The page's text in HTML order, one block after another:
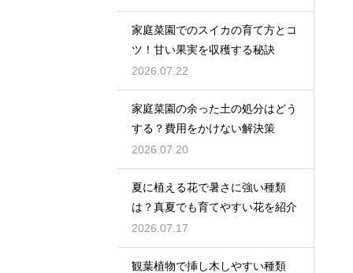
家庭菜園でのスイカの育て方とコ
ツ！甘い果実を収穫する秘訣
2026.07.22
家庭菜園の余った土の処分はどう
する？費用をかけない解決策
2026.07.20
夏に植える花で暑さに強い種類
は？真夏でも育てやすい花を紹介
2026.07.17
観葉植物で挿し木しやすい種類